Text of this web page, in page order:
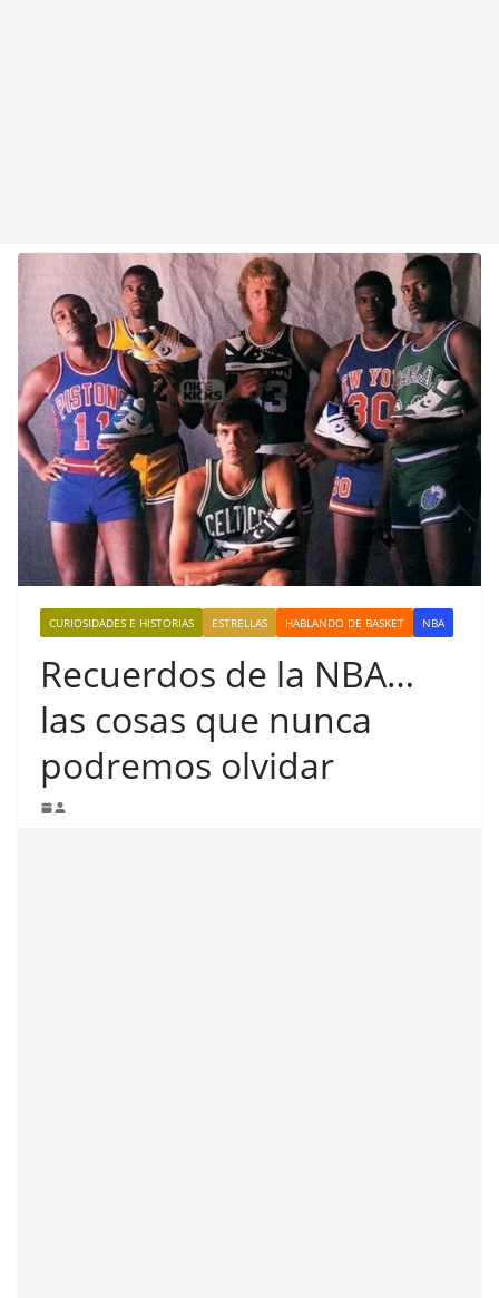
CURIOSIDADES E HISTORIAS ESTRELLAS HABLANDO DE BASKET NBA
Recuerdos de la NBA…
las cosas que nunca
podremos olvidar